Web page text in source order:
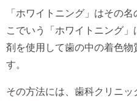
「ホワイトニング」はその
こでいう「ホワイトニング
剤を使用して歯の中の着色
す。
その方法には、歯科クリニッ